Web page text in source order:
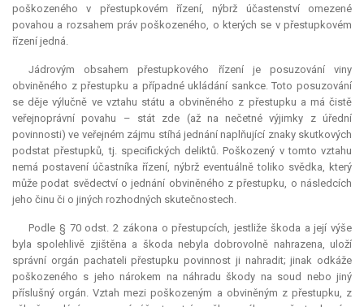
poškozeného v přestupkovém řízení, nýbrž účastenství omezené
povahou a rozsahem práv poškozeného, o kterých se v přestupkovém
řízení jedná.
Jádrovým obsahem přestupkového řízení je posuzování viny
obviněného z přestupku a případné ukládání sankce. Toto posuzování
se děje výlučně ve vztahu státu a obviněného z přestupku a má čistě
veřejnoprávní povahu – stát zde (až na nečetné výjimky z úřední
povinnosti) ve veřejném zájmu stíhá jednání naplňující znaky skutkových
podstat přestupků, tj. specifických deliktů. Poškozený v tomto vztahu
nemá postavení účastníka řízení, nýbrž eventuálně toliko svědka, který
může podat svědectví o jednání obviněného z přestupku, o následcích
jeho činu či o jiných rozhodných skutečnostech.
Podle § 70 odst. 2 zákona o přestupcích, jestliže škoda a její výše
byla spolehlivě zjištěna a škoda nebyla dobrovolně nahrazena, uloží
správní orgán pachateli přestupku povinnost ji nahradit; jinak odkáže
poškozeného s jeho nárokem na náhradu škody na soud nebo jiný
příslušný orgán. Vztah mezi poškozeným a obviněným z přestupku, z